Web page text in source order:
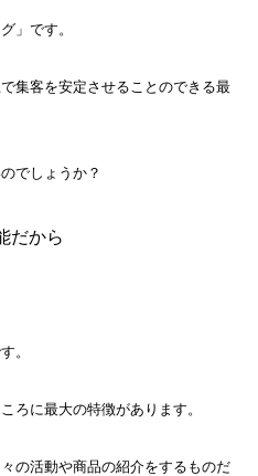
」です。
集客を安定させることのできる最
でしょうか？
だから
。
ろに最大の特徴があります。
の活動や商品の紹介をするものだ